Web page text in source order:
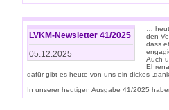
LVKM-Newsletter 41/2025
05.12.2025
…
den
dass
Auch
dafür gibt es heute von uns ein dickes
In unserer heutigen Ausgabe 41/2025